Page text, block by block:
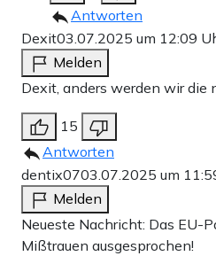
Antworten
Dexit03.07.2025 um 12:09
Melden
Dexit, anders werden wir die
15
Antworten
dentix0703.07.2025 um
Melden
Neueste Nachricht: Das EU-
Mißtrauen ausgesprochen!